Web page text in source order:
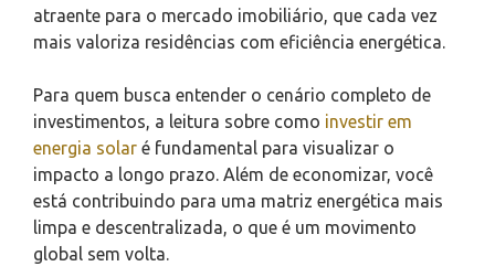
atraente para o mercado imobiliário, que cada vez
mais valoriza residências com eficiência energética.
Para quem busca entender o cenário completo de
investimentos, a leitura sobre como investir em
energia solar é fundamental para visualizar o
impacto a longo prazo. Além de economizar, você
está contribuindo para uma matriz energética mais
limpa e descentralizada, o que é um movimento
global sem volta.